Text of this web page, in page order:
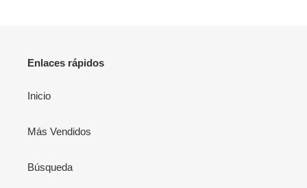
Enlaces rápidos
Inicio
Más Vendidos
Búsqueda